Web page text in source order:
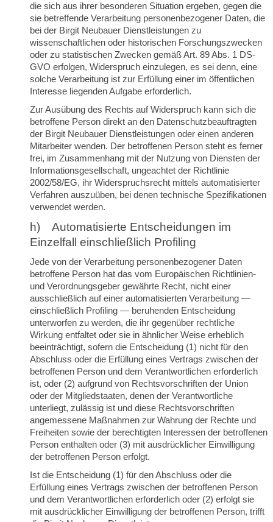
die sich aus ihrer besonderen Situation ergeben, gegen die
sie betreffende Verarbeitung personenbezogener Daten, die
bei der Birgit Neubauer Dienstleistungen zu
wissenschaftlichen oder historischen Forschungszwecken
oder zu statistischen Zwecken gemäß Art. 89 Abs. 1 DS-
GVO erfolgen, Widerspruch einzulegen, es sei denn, eine
solche Verarbeitung ist zur Erfüllung einer im öffentlichen
Interesse liegenden Aufgabe erforderlich.
Zur Ausübung des Rechts auf Widerspruch kann sich die
betroffene Person direkt an den Datenschutzbeauftragten
der Birgit Neubauer Dienstleistungen oder einen anderen
Mitarbeiter wenden. Der betroffenen Person steht es ferner
frei, im Zusammenhang mit der Nutzung von Diensten der
Informationsgesellschaft, ungeachtet der Richtlinie
2002/58/EG, ihr Widerspruchsrecht mittels automatisierter
Verfahren auszuüben, bei denen technische Spezifikationen
verwendet werden.
h) Automatisierte Entscheidungen im
Einzelfall einschließlich Profiling
Jede von der Verarbeitung personenbezogener Daten
betroffene Person hat das vom Europäischen Richtlinien-
und Verordnungsgeber gewährte Recht, nicht einer
ausschließlich auf einer automatisierten Verarbeitung —
einschließlich Profiling — beruhenden Entscheidung
unterworfen zu werden, die ihr gegenüber rechtliche
Wirkung entfaltet oder sie in ähnlicher Weise erheblich
beeinträchtigt, sofern die Entscheidung (1) nicht für den
Abschluss oder die Erfüllung eines Vertrags zwischen der
betroffenen Person und dem Verantwortlichen erforderlich
ist, oder (2) aufgrund von Rechtsvorschriften der Union
oder der Mitgliedstaaten, denen der Verantwortliche
unterliegt, zulässig ist und diese Rechtsvorschriften
angemessene Maßnahmen zur Wahrung der Rechte und
Freiheiten sowie der berechtigten Interessen der betroffenen
Person enthalten oder (3) mit ausdrücklicher Einwilligung
der betroffenen Person erfolgt.
Ist die Entscheidung (1) für den Abschluss oder die
Erfüllung eines Vertrags zwischen der betroffenen Person
und dem Verantwortlichen erforderlich oder (2) erfolgt sie
mit ausdrücklicher Einwilligung der betroffenen Person, trifft